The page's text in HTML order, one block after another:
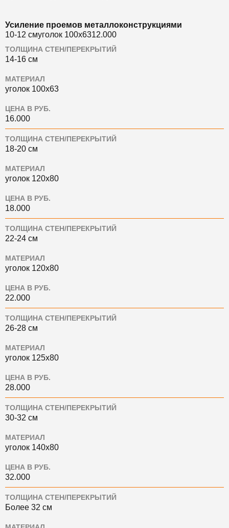
Усиление проемов металлоконструкциями
10-12 смуголок 100х6312.000
ТОЛЩИНА СТЕН/ПЕРЕКРЫТИЙ
14-16 см
МАТЕРИАЛ
уголок 100х63
ЦЕНА В РУБ.
16.000
ТОЛЩИНА СТЕН/ПЕРЕКРЫТИЙ
18-20 см
МАТЕРИАЛ
уголок 120х80
ЦЕНА В РУБ.
18.000
ТОЛЩИНА СТЕН/ПЕРЕКРЫТИЙ
22-24 см
МАТЕРИАЛ
уголок 120х80
ЦЕНА В РУБ.
22.000
ТОЛЩИНА СТЕН/ПЕРЕКРЫТИЙ
26-28 см
МАТЕРИАЛ
уголок 125х80
ЦЕНА В РУБ.
28.000
ТОЛЩИНА СТЕН/ПЕРЕКРЫТИЙ
30-32 см
МАТЕРИАЛ
уголок 140х80
ЦЕНА В РУБ.
32.000
ТОЛЩИНА СТЕН/ПЕРЕКРЫТИЙ
Более 32 см